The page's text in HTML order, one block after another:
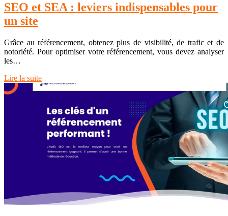
SEO et SEA : leviers indispensables pour
un site
Grâce au référencement, obtenez plus de visibilité, de trafic et de
notoriété. Pour optimiser votre référencement, vous devez analyser
les…
Lire la suite